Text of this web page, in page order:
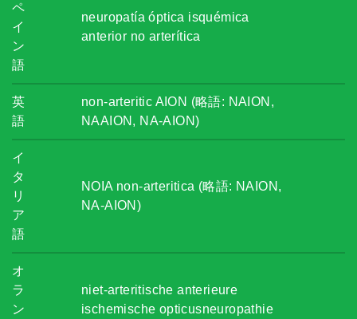
ペ
イ
ン
語
neuropatía óptica isquémica
anterior no arterítica
英
語
non-arteritic AION (略語: NAION,
NAAION, NA-AION)
イ
タ
リ
ア
語
NOIA non-arteritica (略語: NAION,
NA-AION)
オ
ラ
ン
niet-arteritische anterieure
ischemische opticusneuropathie